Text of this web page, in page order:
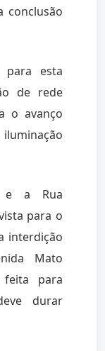
conclusão
para esta
de rede
o avanço
e a Rua
para o
interdição
Mato
para
durar